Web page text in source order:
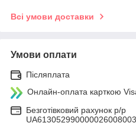
Всі умови доставки
Умови оплати
Післяплата
Онлайн-оплата карткою
Безготівковий рахунок р/р